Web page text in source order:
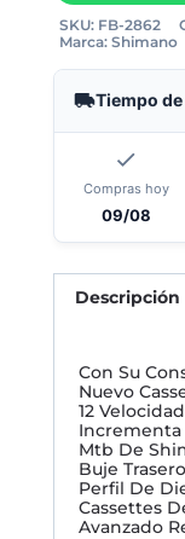
SKU: FB-2862
Marca: Shimano
Tiempo
Compras hoy
09/08
Descripción
Con Su
Nuevo
12
Incrementa
Mtb De
Buje
Perfil De
Cassettes
Avanzado